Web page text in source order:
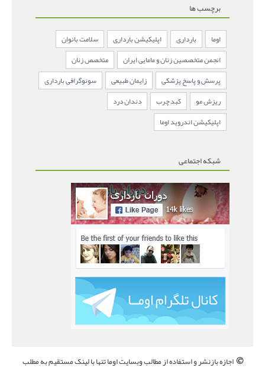
برچسب ها
اوما بارداری اپلیکیشن بارداری
سلامت بانوان
انجمن متخصصین زنان و مامایی ایران
متخصص زنان
پرسش و پاسخ پزشکی
زایمان طبیعی
سونوگرافی بارداری
ریزش مو
کبد چرب
دندان درد
اپلیکیشن اندروید اوما
شبکه اجتماعی
©اجازه بازنشر و استفاده از مطالب وبسایت اوما تنها با لینک مستقیم به مطلب